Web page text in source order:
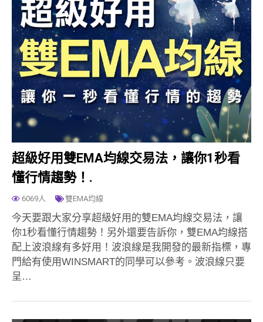
超級好用雙EMA均線交易法，讓你1秒看
懂行情趨勢！.
6069人 雙EMA均線
今天要跟大家分享超級好用的雙EMA均線交易法，讓
你1秒看懂行情趨勢！另外還要告訴你，雙EMA均線搭
配上波浪線有多好用！波浪線是我開發的最新指標，專
門給有使用WINSMART的同學可以參考。波浪線只要
呈…